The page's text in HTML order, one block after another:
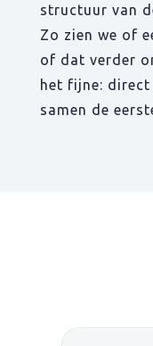
structuur van
Zo zien we of
of dat verder
het fijne: direct
samen de